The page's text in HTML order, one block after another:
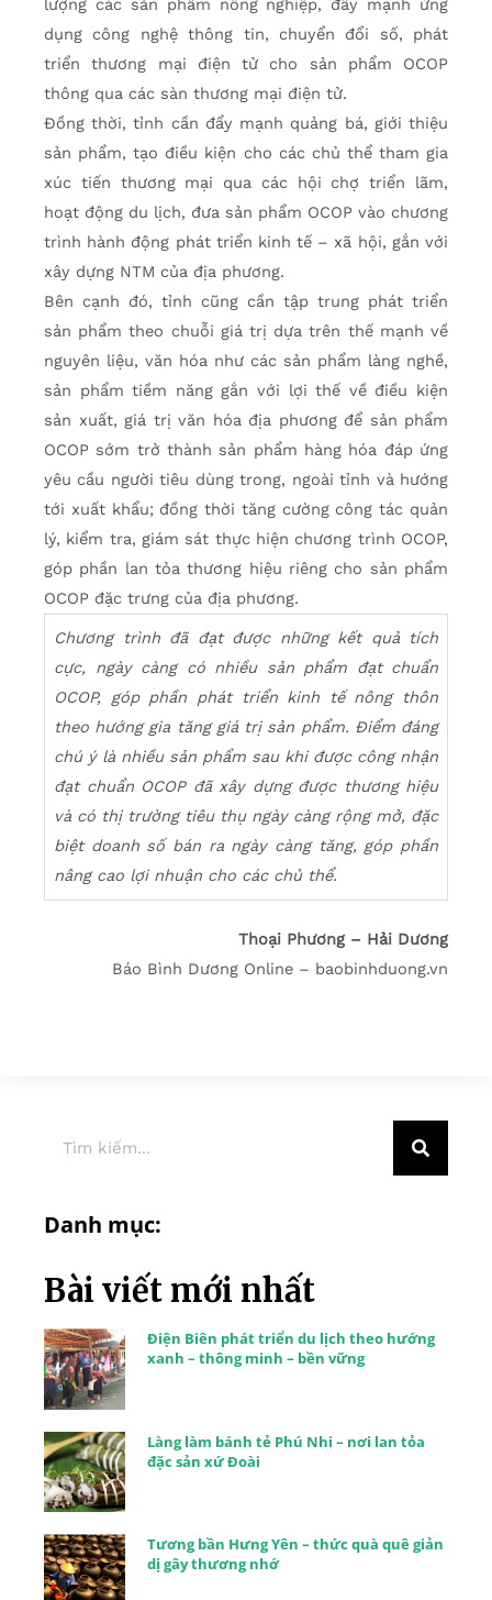
lượng các sản phẩm nông nghiệp, đẩy mạnh ứng
dụng công nghệ thông tin, chuyển đổi số, phát
triển thương mại điện tử cho sản phẩm OCOP
thông qua các sàn thương mại điện tử.
Đồng thời, tỉnh cần đẩy mạnh quảng bá, giới thiệu
sản phẩm, tạo điều kiện cho các chủ thể tham gia
xúc tiến thương mại qua các hội chợ triển lãm,
hoạt động du lịch, đưa sản phẩm OCOP vào chương
trình hành động phát triển kinh tế – xã hội, gắn với
xây dựng NTM của địa phương.
Bên cạnh đó, tỉnh cũng cần tập trung phát triển
sản phẩm theo chuỗi giá trị dựa trên thế mạnh về
nguyên liệu, văn hóa như các sản phẩm làng nghề,
sản phẩm tiềm năng gắn với lợi thế về điều kiện
sản xuất, giá trị văn hóa địa phương để sản phẩm
OCOP sớm trở thành sản phẩm hàng hóa đáp ứng
yêu cầu người tiêu dùng trong, ngoài tỉnh và hướng
tới xuất khẩu; đồng thời tăng cường công tác quản
lý, kiểm tra, giám sát thực hiện chương trình OCOP,
góp phần lan tỏa thương hiệu riêng cho sản phẩm
OCOP đặc trưng của địa phương.
Chương trình đã đạt được những kết quả tích
cực, ngày càng có nhiều sản phẩm đạt chuẩn
OCOP, góp phần phát triển kinh tế nông thôn
theo hướng gia tăng giá trị sản phẩm. Điểm đáng
chú ý là nhiều sản phẩm sau khi được công nhận
đạt chuẩn OCOP đã xây dựng được thương hiệu
và có thị trường tiêu thụ ngày càng rộng mở, đặc
biệt doanh số bán ra ngày càng tăng, góp phần
nâng cao lợi nhuận cho các chủ thể.
Thoại Phương – Hải Dương
Báo Bình Dương Online – baobinhduong.vn
Danh mục:
Bài viết mới nhất
Điện Biên phát triển du lịch theo hướng
xanh – thông minh – bền vững
Làng làm bánh tẻ Phú Nhi – nơi lan tỏa
đặc sản xứ Đoài
Tương bần Hưng Yên – thức quà quê giản
dị gây thương nhớ